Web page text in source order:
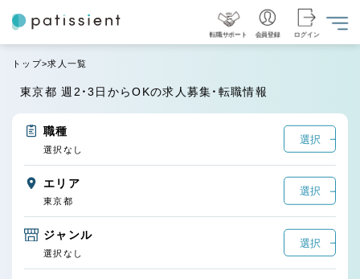
転職サポート 会員登録 ログイン
トップ 求人一覧
東京都 週2・3日からOKの求人募集・転職情報
職種
選択
選択なし
エリア
選択
東京都
ジャンル
選択
選択なし